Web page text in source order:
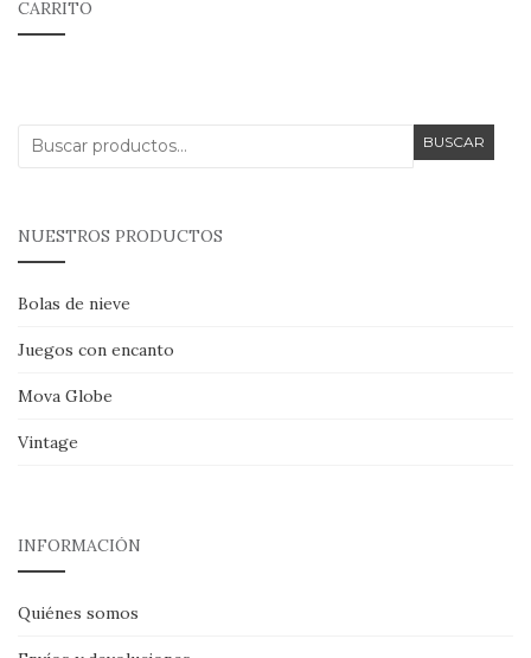
CARRITO
Buscar
BUSCAR
NUESTROS PRODUCTOS
Bolas de nieve
Juegos con encanto
Mova Globe
Vintage
INFORMACIÓN
Quiénes somos